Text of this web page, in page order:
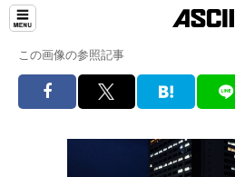
この画像の参照記事